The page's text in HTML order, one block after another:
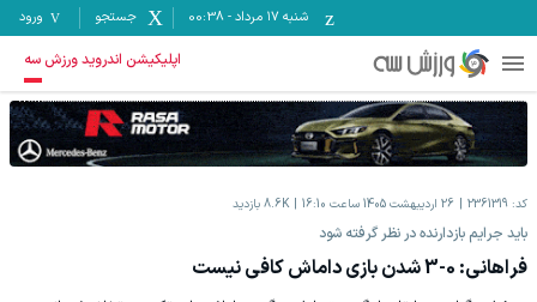
شنبه ۱۷ مرداد -
00:38 جستجو ورود
اپلیکیشن اندروید ورزش سه
کد: 2361319 26 اردیبهشت 1405 ساعت 16:10 8.6K بازدید
باید جرایم بازدارنده در نظر گرفته شود
فراهانی: 0-3 شدن بازی داماش کافی نیست